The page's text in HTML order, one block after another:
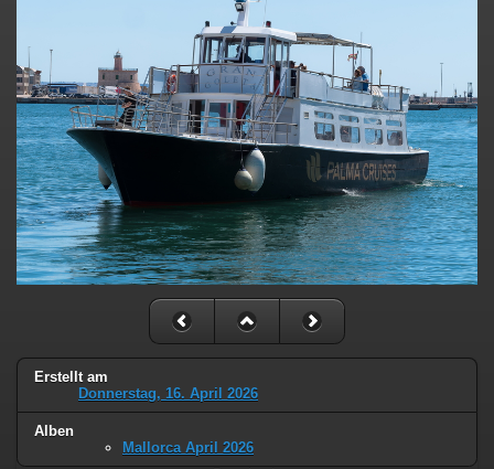
Erstellt am
Donnerstag, 16. April 2026
Alben
Mallorca April 2026